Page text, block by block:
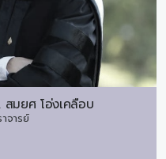
สมยศ โอ่งเคลือบ
จารย์